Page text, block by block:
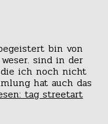
bin von
sind in der
ich noch nicht
hat auch das
tag streetart